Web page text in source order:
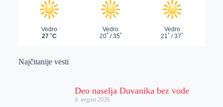
Najčitanije vesti
Deo naselja Duvanika bez vode
4. avgust 2026.